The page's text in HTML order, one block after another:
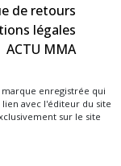
de retours
légales
ACTU MMA
marque enregistrée qui
avec l'éditeur du site
sur le site